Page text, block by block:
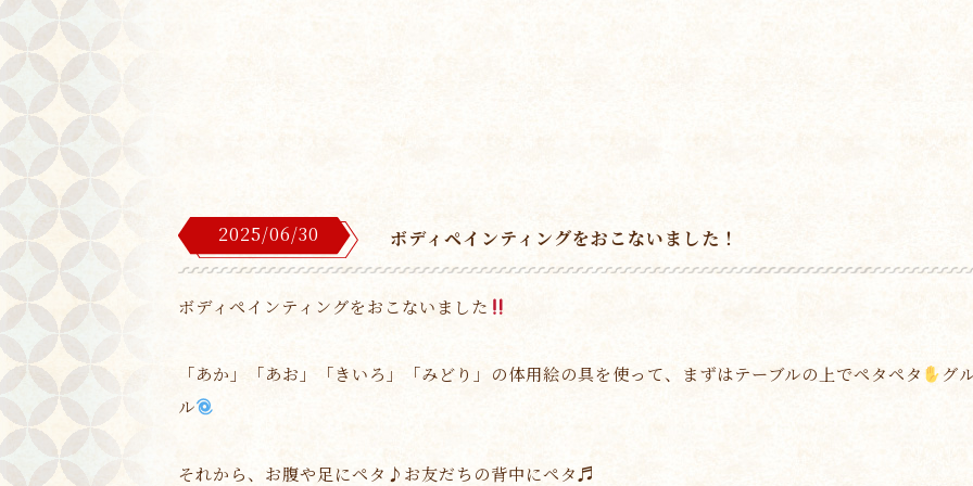
2025/06/30 ボディペインティングをおこないました！
ボディペインティングをおこないました
「あか」「あお」「きいろ」「みどり」の体用絵の具を使って、まずはテーブルの上でペタペタ
グ
ル
それから、お腹や足にペタ♪お友だちの背中にペタ♬